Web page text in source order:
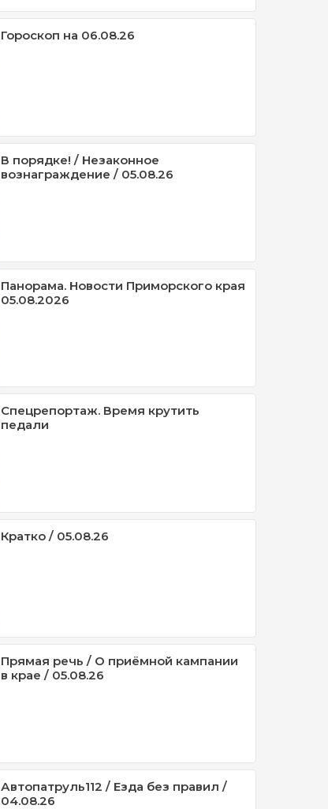
Гороскоп на 06.08.26
В порядке! / Незаконное
вознаграждение / 05.08.26
Панорама. Новости Приморского края
05.08.2026
Спецрепортаж. Время крутить
педали
Кратко / 05.08.26
Прямая речь / О приёмной кампании
в крае / 05.08.26
Автопатруль112 / Езда без правил /
04.08.26